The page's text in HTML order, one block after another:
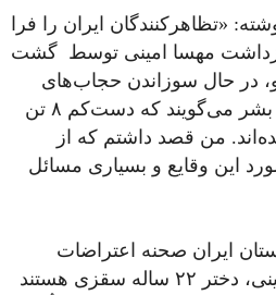
«تظاهرکنندگان ایران را فرا
مهسا امینى توسط گشت
در حال سوزاندن حجاب‌هاى
خود هستند. فعالان حقوق بشر مى‌گویند که دست‌کم ٨ تن
من قصد داشتم که از
این وقایع و بسیارى مسائل
ایران صحنه اعتراضات
گستردە به مرگ مهسا امینى، دختر ۲۲ ساله سقزی هستند